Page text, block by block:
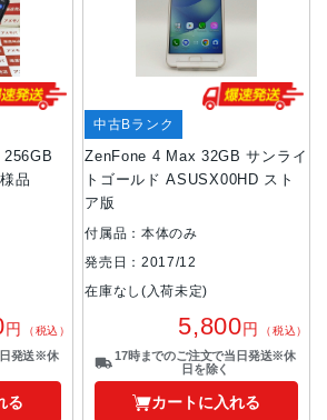
品
円 （税込）
発送※休
る
ZenFone 4 Max 32GB サンライ
トゴールド ASUSX00HD スト
ア版
中古Bランク
付属品：本体のみ
発売日：2017/12
在庫なし(入荷未定)
5,800円 （税込）
17時までのご注文で当日発送※休
日を除く
カートに入れる